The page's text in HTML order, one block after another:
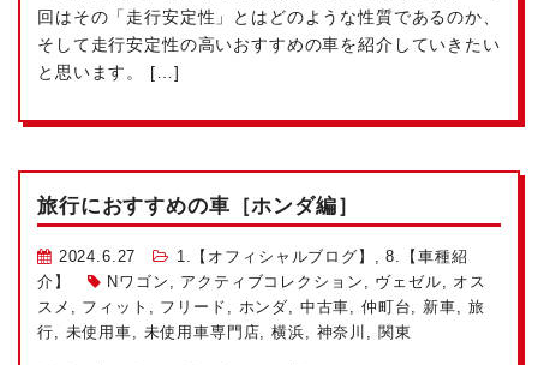
回はその「走行安定性」とはどのような性質であるのか、
そして走行安定性の高いおすすめの車を紹介していきたい
と思います。 […]
旅行におすすめの車［ホンダ編］
2024.6.27 1.【オフィシャルブログ】 ,8.【車種紹
介】
Nワゴン アクティブコレクション ヴェゼル
オス
スメ
フィット フリード ホンダ 中古車 仲町台 新車
旅
行
未使用車 未使用車専門店 ,横浜 神奈川 関東